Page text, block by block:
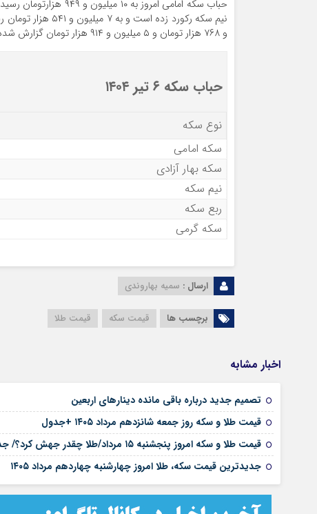
و ۷۶۸ هزار تومان و ۵ میلیون و ۹۱۴ هزار تومان گزارش شده است.
حباب سکه ۶ تیر ۱۴۰۴
نوع سکه
سکه امامی
سکه بهار آزادی
نیم سکه
ربع سکه
سکه گرمی
ارسال : سمیه بهاروندی
برچسب ها قیمت سکه قیمت طلا
اخبار مشابه
تصمیم جدید درباره باقی مانده دینارهای اربعین
قیمت طلا و سکه روز جمعه شانزدهم مرداد ۱۴۰۵ +جدول
قیمت طلا و سکه امروز پنجشنبه ۱۵ مرداد/طلا چقدر جهش کرد؟/ جدول قیمت ها
جدیدترین قیمت سکه، طلا امروز چهارشنبه چهاردهم مرداد ۱۴۰۵